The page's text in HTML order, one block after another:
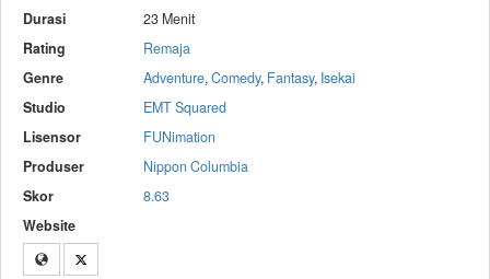
Durasi
23 Menit
Rating
Remaja
Genre
Adventure,Comedy, Fantasy, Isekai
Studio
EMT Squared
Lisensor
FUNimation
Produser
Nippon Columbia
Skor
8.63
Website